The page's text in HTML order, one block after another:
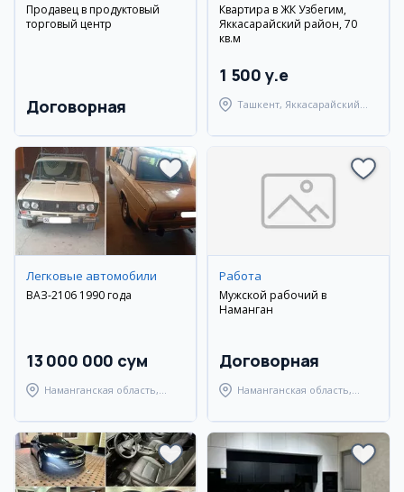
Продавец в продуктовый
торговый центр
Договорная
Квартира в ЖК Узбегим,
Яккасарайский район, 70
кв.м
1 500 y.e
Ташкент, Яккасарайский
Легковые автомобили
ВАЗ-2106 1990 года
13 000 000 сум
Наманганская область,
Работа
Мужской рабочий в
Наманган
Договорная
Наманганская область,